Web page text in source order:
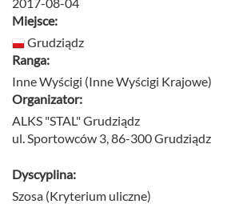
Miejsce:
Grudziądz
Ranga:
Inne Wyścigi (Inne Wyścigi Krajowe)
Organizator:
ALKS "STAL" Grudziądz
ul. Sportowców 3, 86-300 Grudziądz
Dyscyplina:
Szosa (Kryterium uliczne)